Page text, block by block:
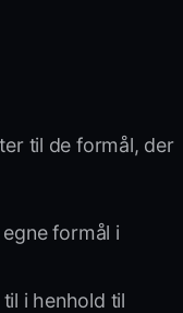
til de formål, der
formål i
i henhold til